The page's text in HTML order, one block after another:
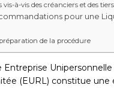
vis-à-vis des créanciers et des tiers
pour une
de la procédure
Entreprise Unipersonnelle
(EURL) constitue une